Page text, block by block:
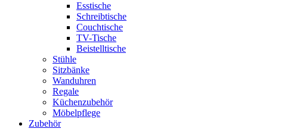
Esstische
Schreibtische
Couchtische
TV-Tische
Beistelltische
Stühle
Sitzbänke
Wanduhren
Regale
Küchenzubehör
Möbelpflege
Zubehör